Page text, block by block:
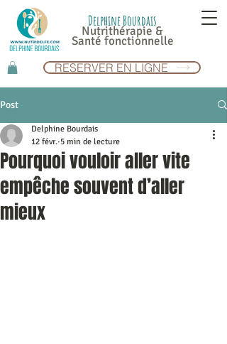
Delphine Bourdais
Nutrithérapie &
Santé fonctionnelle
RESERVER EN LIGNE
Post
Pourquoi vouloir aller vite
empêche souvent d’aller
mieux
Delphine Bourdais
12 févr. 5 min de lecture